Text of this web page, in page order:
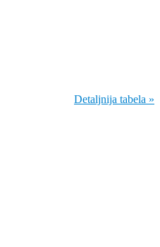
Detaljnija tabela »